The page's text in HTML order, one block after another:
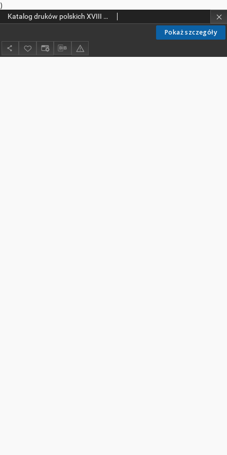
)
Pokaż szczegóły
Katalog druków polskich XVIII w. Biblioteki Kolegium Filozoficzno-Teologicznego oo. Dominikanów w Krakowie